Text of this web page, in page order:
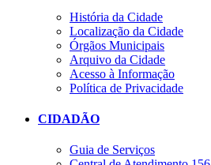
História da Cidade
Localização da Cidade
Órgãos Municipais
Arquivo da Cidade
Acesso à Informação
Política de Privacidade
CIDADÃO
Guia de Serviços